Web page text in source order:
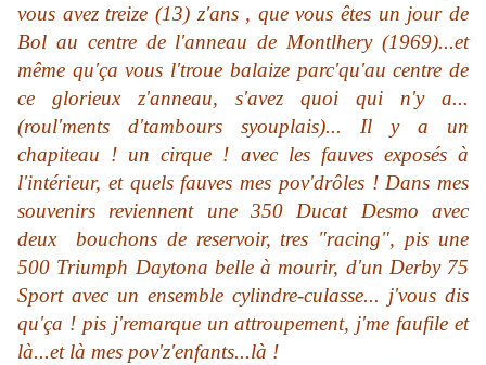
vous avez treize (13) z'ans , que vous êtes un jour de
Bol au centre de l'anneau de Montlhery (1969)...et
même qu'ça vous l'troue balaize parc'qu'au centre de
ce glorieux z'anneau, s'avez quoi qui n'y a...
(roul'ments d'tambours syouplais)... Il y a un
chapiteau ! un cirque ! avec les fauves exposés à
l'intérieur, et quels fauves mes pov'drôles ! Dans mes
souvenirs reviennent une 350 Ducat Desmo avec
deux bouchons de reservoir, tres "racing", pis une
500 Triumph Daytona belle à mourir, d'un Derby 75
Sport avec un ensemble cylindre-culasse... j'vous dis
qu'ça ! pis j'remarque un attroupement, j'me faufile et
là...et là mes pov'z'enfants...là !